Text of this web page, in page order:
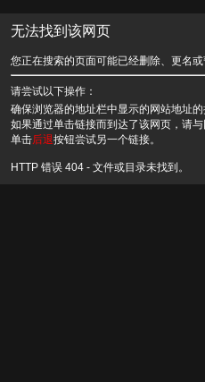
无法找到该网页
您正在搜索的页面可能已经删除、更名或
请尝试以下操作：
确保浏览器的地址栏中显示的网站地址的
如果通过单击链接而到达了该网页，请
单击后退按钮尝试另一个链接。
HTTP 错误 404 - 文件或目录未找到。